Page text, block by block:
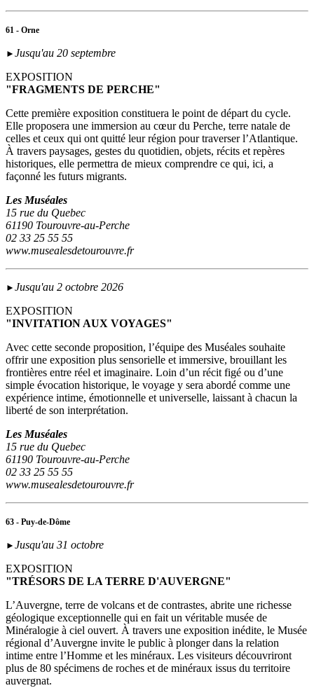
61 - Orne
► Jusqu'au 20 septembre
EXPOSITION
"FRAGMENTS DE PERCHE"
Cette première exposition constituera le point de départ du cycle.
Elle proposera une immersion au cœur du Perche, terre natale de
celles et ceux qui ont quitté leur région pour traverser l’Atlantique.
À travers paysages, gestes du quotidien, objets, récits et repères
historiques, elle permettra de mieux comprendre ce qui, ici, a
façonné les futurs migrants.
Les Muséales
15 rue du Quebec
61190 Tourouvre-au-Perche
02 33 25 55 55
www.musealesdetourouvre.fr
► Jusqu'au 2 octobre 2026
EXPOSITION
"INVITATION AUX VOYAGES"
Avec cette seconde proposition, l’équipe des Muséales souhaite
offrir une exposition plus sensorielle et immersive, brouillant les
frontières entre réel et imaginaire. Loin d’un récit figé ou d’une
simple évocation historique, le voyage y sera abordé comme une
expérience intime, émotionnelle et universelle, laissant à chacun la
liberté de son interprétation.
Les Muséales
15 rue du Quebec
61190 Tourouvre-au-Perche
02 33 25 55 55
www.musealesdetourouvre.fr
63 - Puy-de-Dôme
► Jusqu'au 31 octobre
EXPOSITION
"TRÉSORS DE LA TERRE D'AUVERGNE"
L’Auvergne, terre de volcans et de contrastes, abrite une richesse
géologique exceptionnelle qui en fait un véritable musée de
Minéralogie à ciel ouvert. À travers une exposition inédite, le Musée
régional d’Auvergne invite le public à plonger dans la relation
intime entre l’Homme et les minéraux. Les visiteurs découvriront
plus de 80 spécimens de roches et de minéraux issus du territoire
auvergnat.